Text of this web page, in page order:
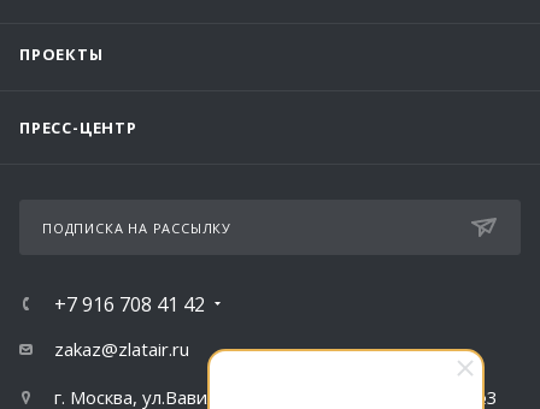
ПРОЕКТЫ
ПРЕСС-ЦЕНТР
ПОДПИСКА НА РАССЫЛКУ
+7 916 708 41 42
zakaz@zlatair.ru
г. Москва, ул.Вавилова, д.79, корпус 1, подъезд №3